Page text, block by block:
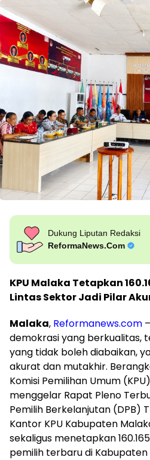
Dukung Liputan Redaksi
ReformaNews.Com
KPU Malaka Tetapkan
Lintas Sektor Jadi Pilar
Malaka, Reformanews.com
demokrasi yang berkualitas,
yang tidak boleh diabaikan,
akurat dan mutakhir.
Komisi Pemilihan Umum
menggelar Rapat Pleno
Pemilih Berkelanjutan (DPB)
Kantor KPU Kabupaten
sekaligus menetapkan
pemilih terbaru di Kabupaten